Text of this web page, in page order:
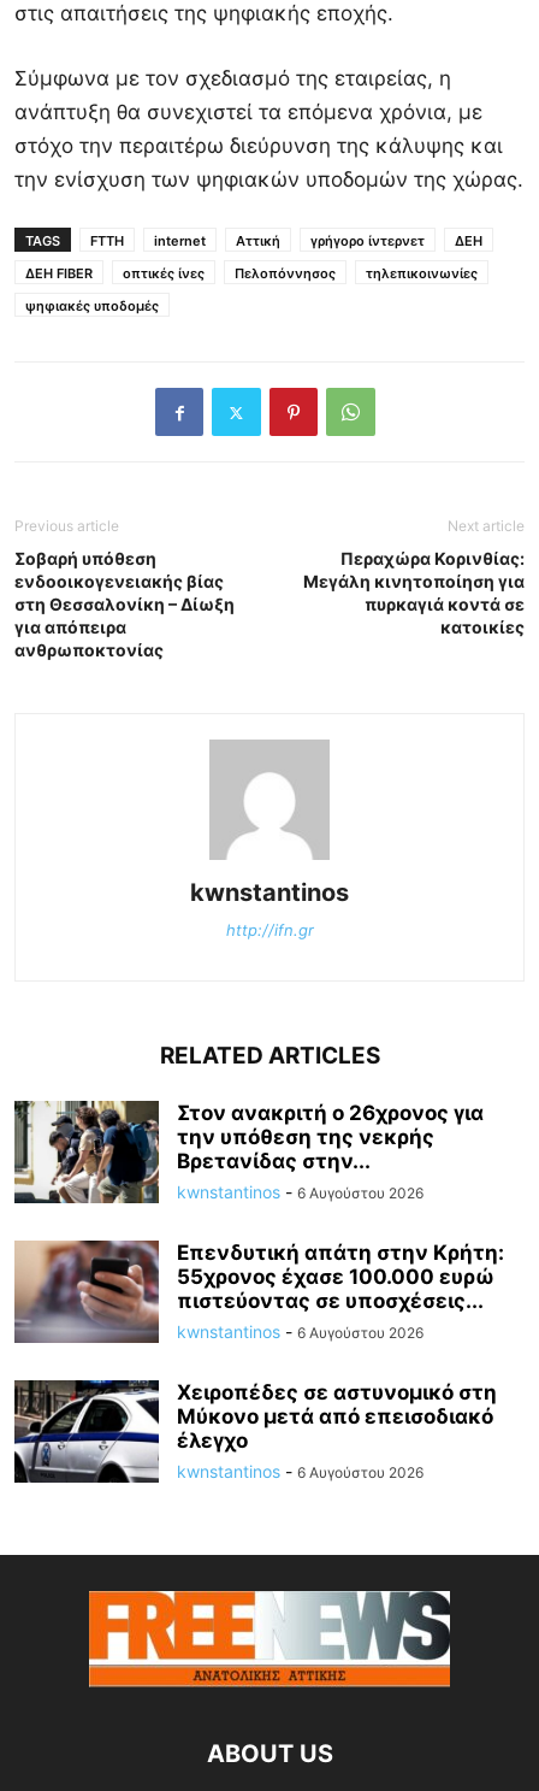
στις απαιτήσεις της ψηφιακής εποχής.
Σύμφωνα με τον σχεδιασμό της εταιρείας, η
ανάπτυξη θα συνεχιστεί τα επόμενα χρόνια, με
στόχο την περαιτέρω διεύρυνση της κάλυψης και
την ενίσχυση των ψηφιακών υποδομών της χώρας.
TAGS FTTH internet Αττική γρήγορο ίντερνετ
ΔΕΗ
ΔΕΗ FIBER
οπτικές ίνες Πελοπόννησος
τηλεπικοινωνίες
ψηφιακές υποδομές
Previous article
Σοβαρή υπόθεση
ενδοοικογενειακής βίας
στη Θεσσαλονίκη – Δίωξη
για απόπειρα
ανθρωποκτονίας
Next article
Περαχώρα Κορινθίας:
Μεγάλη κινητοποίηση για
πυρκαγιά κοντά σε
κατοικίες
kwnstantinos
http://ifn.gr
RELATED ARTICLES
Στον ανακριτή ο 26χρονος για
την υπόθεση της νεκρής
Βρετανίδας στην...
kwnstantinos - 6 Αυγούστου 2026
Επενδυτική απάτη στην Κρήτη:
55χρονος έχασε 100.000 ευρώ
πιστεύοντας σε υποσχέσεις...
kwnstantinos - 6 Αυγούστου 2026
Χειροπέδες σε αστυνομικό στη
Μύκονο μετά από επεισοδιακό
έλεγχο
kwnstantinos - 6 Αυγούστου 2026
ABOUT US